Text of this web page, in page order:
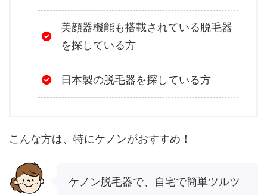
美顔器機能も搭載されている脱毛器
を探している方
日本製の脱毛器を探している方
こんな方は、特にケノンがおすすめ！
ケノン脱毛器で、自宅で簡単ツルツ